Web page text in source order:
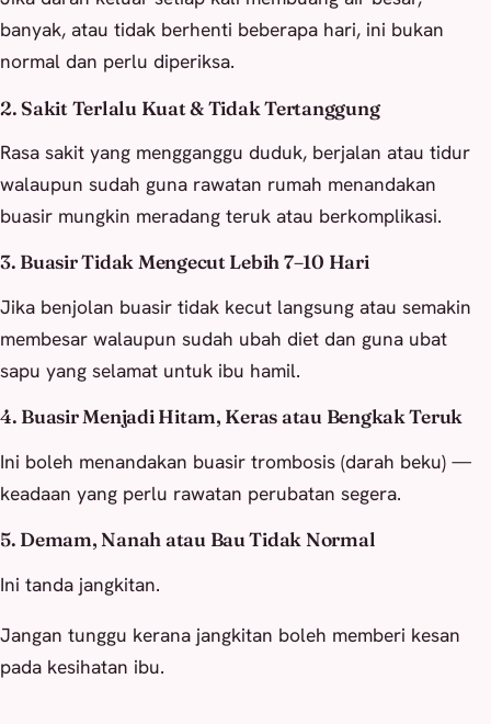
banyak, atau tidak berhenti beberapa hari, ini bukan
normal dan perlu diperiksa.
2. Sakit Terlalu Kuat & Tidak Tertanggung
Rasa sakit yang mengganggu duduk, berjalan atau tidur
walaupun sudah guna rawatan rumah menandakan
buasir mungkin meradang teruk atau berkomplikasi.
3. Buasir Tidak Mengecut Lebih 7–10 Hari
Jika benjolan buasir tidak kecut langsung atau semakin
membesar walaupun sudah ubah diet dan guna ubat
sapu yang selamat untuk ibu hamil.
4. Buasir Menjadi Hitam, Keras atau Bengkak Teruk
Ini boleh menandakan buasir trombosis (darah beku) —
keadaan yang perlu rawatan perubatan segera.
5. Demam, Nanah atau Bau Tidak Normal
Ini tanda jangkitan.
Jangan tunggu kerana jangkitan boleh memberi kesan
pada kesihatan ibu.